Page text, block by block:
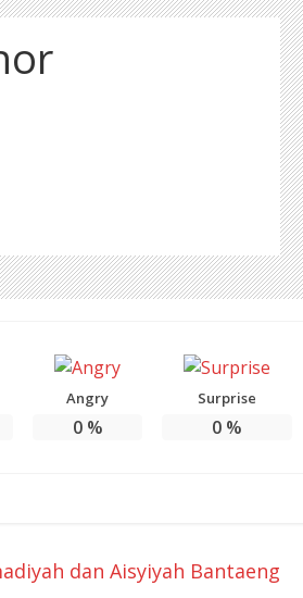
Angry
0%
Surprise
0 %
dan Aisyiyah Bantaeng